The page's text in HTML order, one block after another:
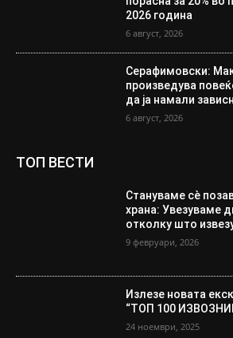
2026 година
6 август, 2026
Серафимовски:
произведува
да ја намали
6 август, 2026
ТОП ВЕСТИ
Стануваме сè
храна: Увезуваме
отколку што
9 февруари, 2026
Излезе новата
“ТОП 100
24 ноември, 2025